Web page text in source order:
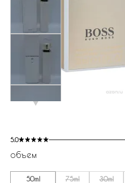
5.0
объем
50ml 75ml 30ml